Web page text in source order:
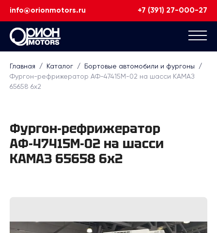
info@orionmotors.ru +7 (391) 27-000-27
Главная / Каталог / Бортовые автомобили и фургоны
/
Фургон-рефрижератор АФ-47415М-02 на шасси КАМАЗ
65658 6х2
Фургон-рефрижератор
АФ-47415М-02 на шасси
КАМАЗ 65658 6х2